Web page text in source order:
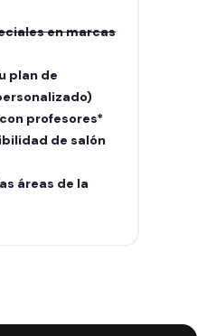
en marcas
plan de
profesores*
de salón
áreas de la